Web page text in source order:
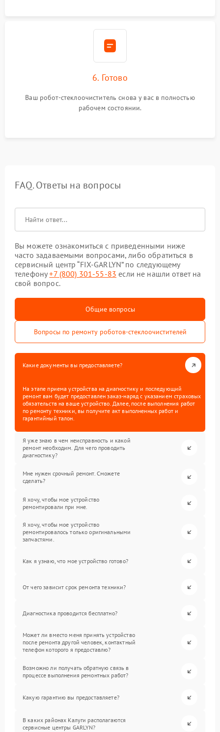
6. Готово
Ваш робот-стеклоочиститель снова у вас в полностью
рабочем состоянии.
FAQ. Ответы на вопросы
Вы можете ознакомиться с приведенными ниже
часто задаваемыми вопросами, либо обратиться в
сервисный центр “FIX-GARLYN” по следующему
телефону+7 (800) 301-55-83 если не нашли ответ на
свой вопрос.
Общие вопросы
Вопросы по ремонту роботов-стеклоочистителей
Какие документы вы предоставляете?
На этапе приема устройства на диагностику и последующий
ремонт вам будет предоставлен заказ-наряд с указанием страховых
обязательств на ваше устройство. Далее, после выполнения работ
по ремонту техники, вы получите акт выполненных работ и
гарантийный талон.
Я уже знаю в чем неисправность и какой
ремонт необходим. Для чего проводить
диагностику?
Мне нужен срочный ремонт. Сможете
сделать?
Я хочу, чтобы мое устройство
ремонтировали при мне.
Я хочу, чтобы мое устройство
ремонтировалось только оригинальными
запчастями.
Как я узнаю, что мое устройство готово?
От чего зависит срок ремонта техники?
Диагностика проводится бесплатно?
Может ли вместо меня принять устройство
после ремонта другой человек, контактный
телефон которого я предоставлю?
Возможно ли получать обратную связь в
процессе выполнения ремонтных работ?
Какую гарантию вы предоставляете?
В каких районах Калуги располагаются
сервисные центры GARLYN?